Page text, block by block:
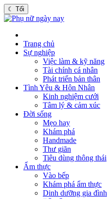
☾ Tối
Trang chủ
Sự nghiệp
Việc làm & kỹ năng
Tài chính cá nhân
Phát triển bản thân
Tình Yêu & Hôn Nhân
Kinh nghiệm cưới
Tâm lý & cảm xúc
Đời sống
Mẹo hay
Khám phá
Handmade
Thư giãn
Tiêu dùng thông thái
Ẩm thực
Vào bếp
Khám phá ẩm thực
Dinh dưỡng gia đình